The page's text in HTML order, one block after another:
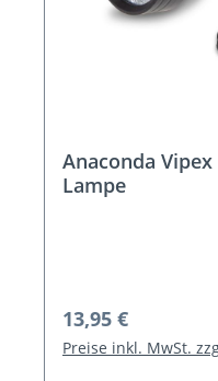
Anaconda
Lampe
Regulärer Preis:
13,95 €
Preise inkl. MwSt.